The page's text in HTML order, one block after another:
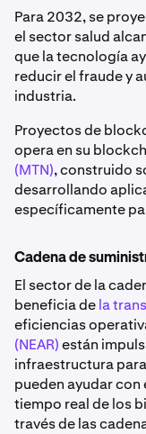
Para 2032, se
el sector salud
que la tecnología
reducir el fraude y
industria.
Proyectos de
opera en su
(MTN), construido
desarrollando
específicamente
Cadena de
El sector de la
beneficia dela
eficiencias
(NEAR)están
infraestructura
pueden ayudar
tiempo real de los
través de las